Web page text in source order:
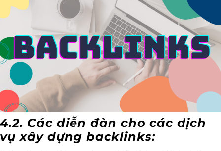
4.2. Các diễn đàn cho các dịch
vụ xây dựng backlinks: